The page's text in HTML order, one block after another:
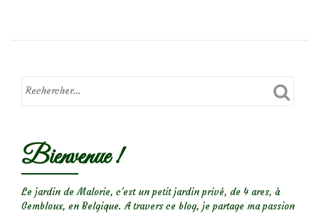
Les
en
hiver:
Bienvenue !
Le jardin de Malorie, c'est un petit jardin privé, de 4 ares, à
Gembloux, en Belgique. A travers ce blog, je partage ma passion